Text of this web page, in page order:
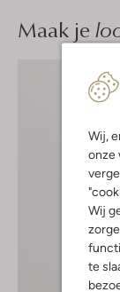
Wij,
onze
Wij
te
Maak je